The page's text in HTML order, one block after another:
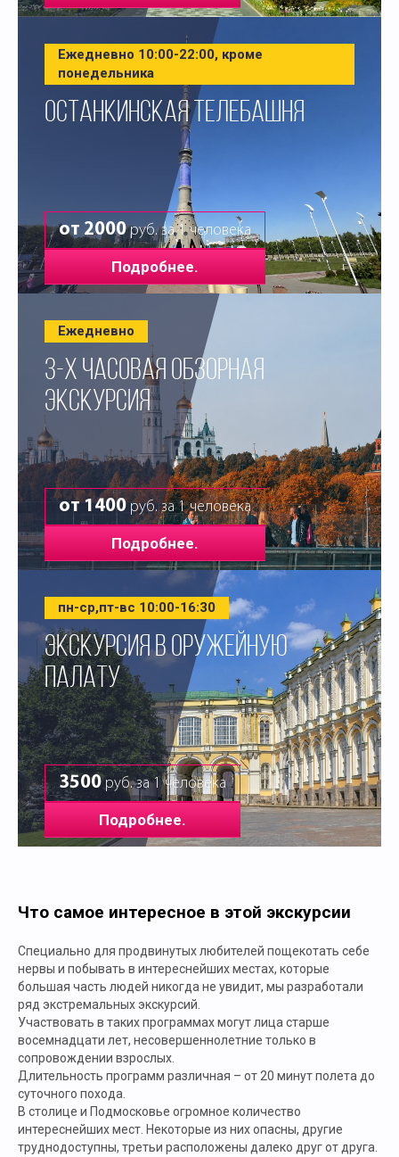
Ежедневно 10:00-22:00, кроме
понедельника
ОСТАНКИНСКАЯ ТЕЛЕБАШНЯ
от 2000руб. за 1 человека
Подробнее.
Ежедневно
3-Х ЧАСОВАЯ ОБЗОРНАЯ
ЭКСКУРСИЯ
от 1400руб. за 1 человека
Подробнее.
пн-ср,пт-вс 10:00-16:30
ЭКСКУРСИЯ В ОРУЖЕЙНУЮ
ПАЛАТУ
3500руб. за 1 человека
Подробнее.
Что самое интересное в этой экскурсии
Специально для продвинутых любителей пощекотать себе
нервы и побывать в интереснейших местах, которые
большая часть людей никогда не увидит, мы разработали
ряд экстремальных экскурсий.
Участвовать в таких программах могут лица старше
восемнадцати лет, несовершеннолетние только в
сопровождении взрослых.
Длительность программ различная – от 20 минут полета до
суточного похода.
В столице и Подмосковье огромное количество
интереснейших мест. Некоторые из них опасны, другие
труднодоступны, третьи расположены далеко друг от друга.